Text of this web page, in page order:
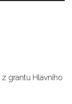
grantu Hlavního